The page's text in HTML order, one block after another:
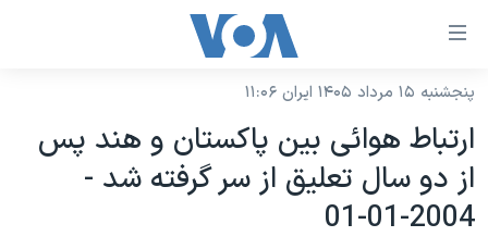
لینکهای
دسترسی
جهش
به
محتوای
اصلی
نسخه سبک وب‌سایت
موضوع ها
برنامه های تلویزیونی
پنجشنبه ۱۵ مرداد ۱۴۰۵ ایران ۱۱:۰۶
ارتباط هوائی بين پاکستان و هند پس
از دو سال تعليق از سر گرفته شد -
2004-01-01